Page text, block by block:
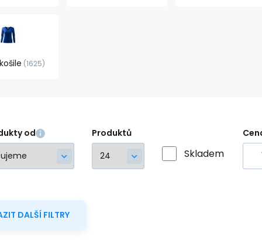
1625
od Produktů
Skladem
DALŠÍ FILTRY